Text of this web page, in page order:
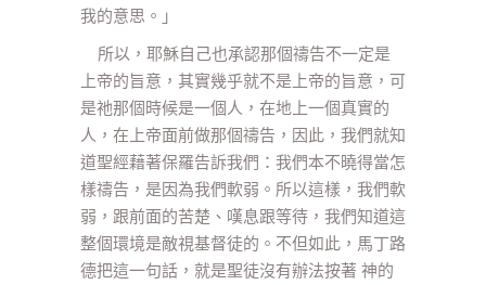
我的意思。」
所以，耶穌自己也承認那個禱告不一定是
上帝的旨意，其實幾乎就不是上帝的旨意，可
是祂那個時候是一個人，在地上一個真實的
人，在上帝面前做那個禱告，因此，我們就知
道聖經藉著保羅告訴我們：我們本不曉得當怎
樣禱告，是因為我們軟弱。所以這樣，我們軟
弱，跟前面的苦楚、嘆息跟等待，我們知道這
整個環境是敵視基督徒的。不但如此，馬丁路
德把這一句話，就是聖徒沒有辦法按著 神的